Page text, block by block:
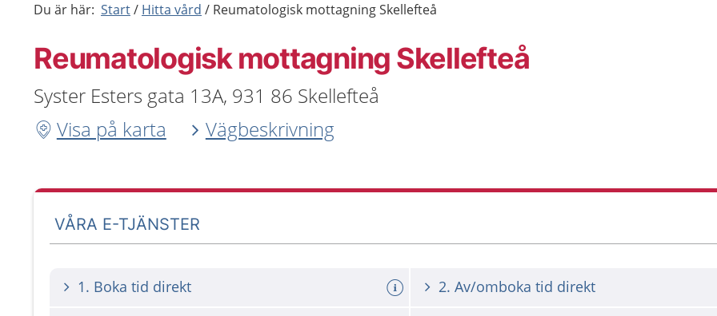
Du är här: Start Hitta vård Reumatologisk mottagning Skellefteå
Reumatologisk mottagning Skellefteå
Syster Esters gata 13A, 931 86 Skellefteå
Visa på karta
Vägbeskrivning
VÅRA E-TJÄNSTER
1. Boka tid direkt 2. Av/omboka tid direkt